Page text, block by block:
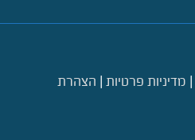
| מדיניות פרטיות | הצהרת